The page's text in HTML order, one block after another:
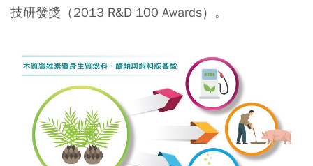
技研發獎（2013 R&D 100 Awards）。